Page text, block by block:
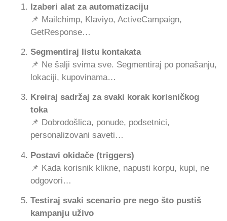
Izaberi alat za automatizaciju
📌 Mailchimp, Klaviyo, ActiveCampaign,
GetResponse…
Segmentiraj listu kontakata
📌 Ne šalji svima sve. Segmentiraj po ponašanju,
lokaciji, kupovinama…
Kreiraj sadržaj za svaki korak korisničkog
toka
📌 Dobrodošlica, ponude, podsetnici,
personalizovani saveti…
Postavi okidače (triggers)
📌 Kada korisnik klikne, napusti korpu, kupi, ne
odgovori…
Testiraj svaki scenario pre nego što pustiš
kampanju uživo